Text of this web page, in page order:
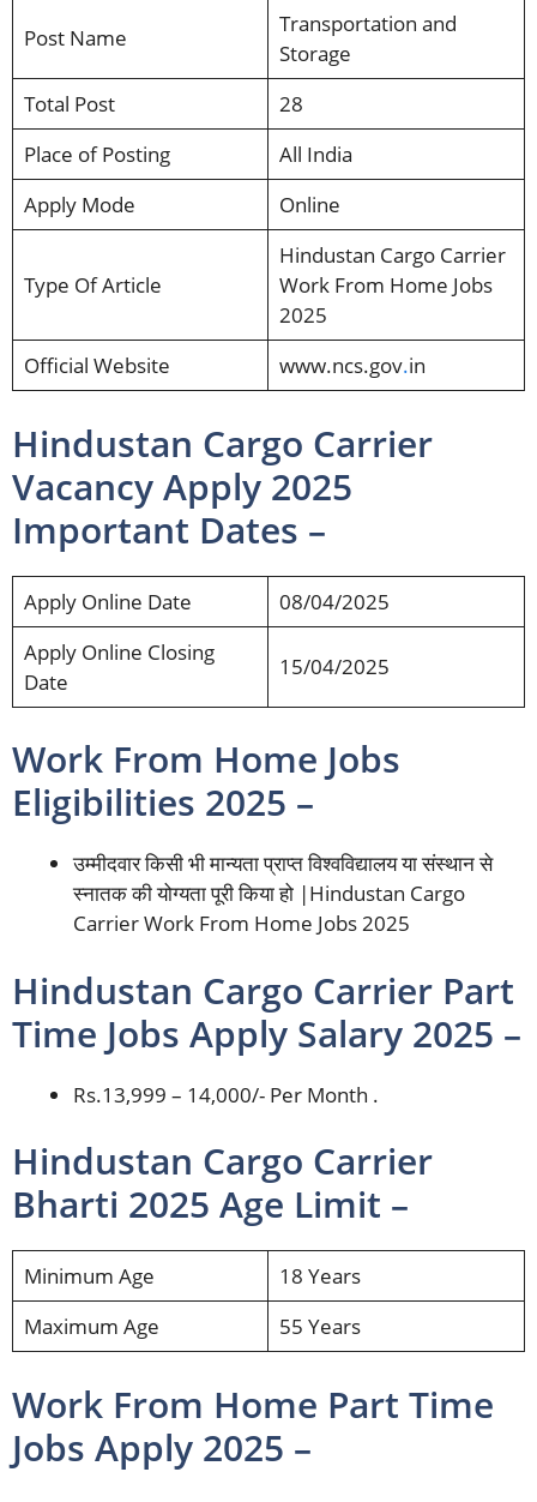
Post Name
Transportation and
Storage
Total Post
28
Place of Posting
All India
Apply Mode
Online
Type Of Article
Hindustan Cargo Carrier
Work From Home Jobs
2025
Official Website
www.ncs.gov.in
Hindustan Cargo Carrier
Vacancy Apply 2025
Important Dates –
Apply Online Date
08/04/2025
Apply Online Closing
Date
15/04/2025
Work From Home Jobs
Eligibilities 2025 –
उम्मीदवार किसी भी मान्यता प्राप्त विश्वविद्यालय या संस्थान से
स्नातक की योग्यता पूरी किया हो |Hindustan Cargo
Carrier Work From Home Jobs 2025
Hindustan Cargo Carrier Part
Time Jobs Apply Salary 2025 –
Rs.13,999 – 14,000/- Per Month .
Hindustan Cargo Carrier
Bharti 2025 Age Limit –
Minimum Age
18 Years
Maximum Age
55 Years
Work From Home Part Time
Jobs Apply 2025 –